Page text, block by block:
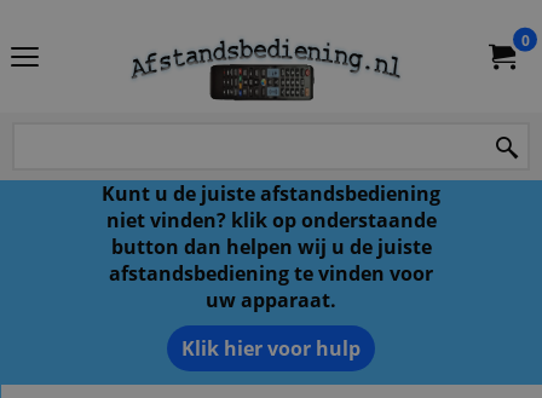
0
Kunt u de juiste afstandsbediening
niet vinden? klik op onderstaande
button dan helpen wij u de juiste
afstandsbediening te vinden voor
uw apparaat.
Klik hier voor hulp